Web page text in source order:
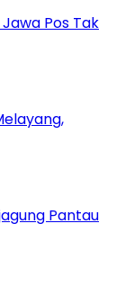
Pos Tak
Pantau